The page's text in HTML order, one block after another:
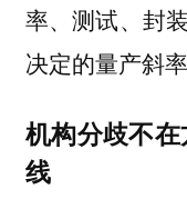
率、测试、封
决定的量产斜率
机构分歧不
线